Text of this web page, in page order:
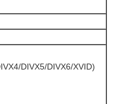
DIVX5/DIVX6/XVID)